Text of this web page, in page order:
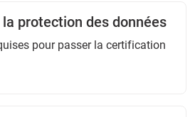
la protection des données
pour passer la certification